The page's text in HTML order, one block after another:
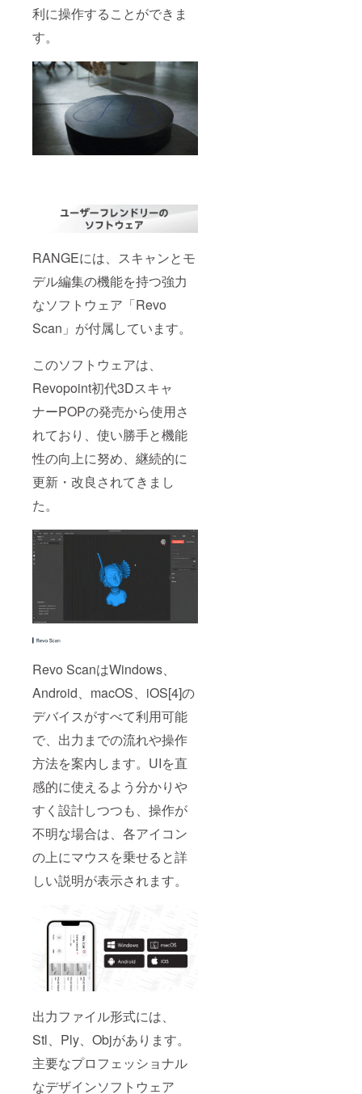
利に操作することができま
す。
RANGEには、スキャンとモ
デル編集の機能を持つ強力
なソフトウェア「Revo
Scan」が付属しています。
このソフトウェアは、
Revopoint初代3Dスキャ
ナーPOPの発売から使用さ
れており、使い勝手と機能
性の向上に努め、継続的に
更新・改良されてきまし
た。
Revo ScanはWindows、
Android、macOS、iOS[4]の
デバイスがすべて利用可能
で、出力までの流れや操作
方法を案内します。UIを直
感的に使えるよう分かりや
すく設計しつつも、操作が
不明な場合は、各アイコン
の上にマウスを乗せると詳
しい説明が表示されます。
出力ファイル形式には、
Stl、Ply、Objがあります。
主要なプロフェッショナル
なデザインソフトウェア